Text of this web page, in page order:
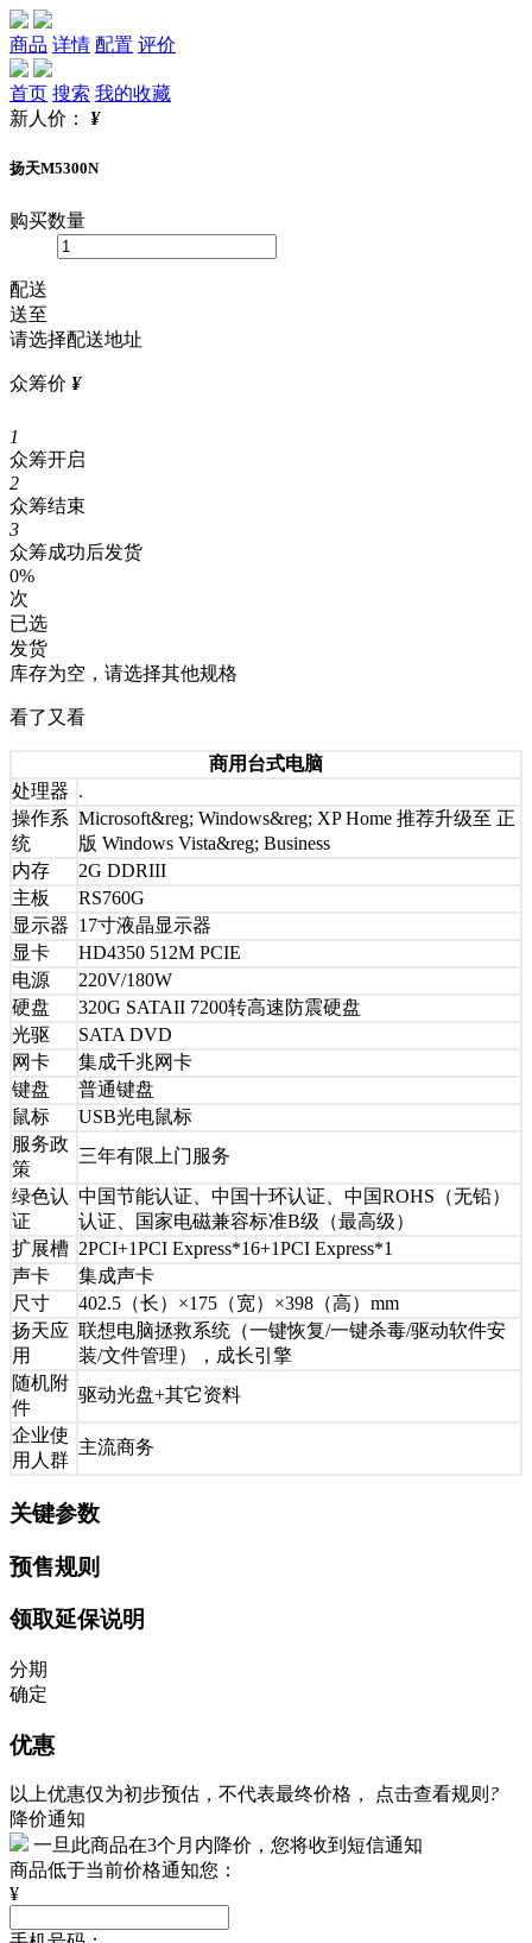
商品 详情 配置 评价
首页 搜索 我的收藏
新人价：
¥
扬天M5300N
购买数量
配送
送至
请选择配送地址
众筹价 ¥
1
众筹开启
2
众筹结束
3
众筹成功后发货
0%
次
已选
发货
库存为空，请选择其他规格
看了又看
商用台式电脑
处理器 .
操作系
统
Microsoft&reg; Windows&reg; XP Home 推荐升级至 正
版 Windows Vista&reg; Business
内存
2G DDRIII
主板
RS760G
显示器 17寸液晶显示器
显卡
HD4350 512M PCIE
电源
220V/180W
硬盘
320G SATAII 7200转高速防震硬盘
光驱
SATA DVD
网卡
集成千兆网卡
键盘
普通键盘
鼠标
USB光电鼠标
服务政
策
三年有限上门服务
绿色认
证
中国节能认证、中国十环认证、中国ROHS（无铅）
认证、国家电磁兼容标准B级（最高级）
扩展槽 2PCI+1PCI Express*16+1PCI Express*1
声卡
集成声卡
尺寸
402.5（长）×175（宽）×398（高）mm
扬天应
用
联想电脑拯救系统（一键恢复/一键杀毒/驱动软件安
装/文件管理），成长引擎
随机附
件
驱动光盘+其它资料
企业使
用人群
主流商务
关键参数
预售规则
领取延保说明
分期
确定
优惠
以上优惠仅为初步预估，不代表最终价格， 点击查看规则 ?
降价通知
一旦此商品在3个月内降价，您将收到短信通知
商品低于当前价格通知您：
¥